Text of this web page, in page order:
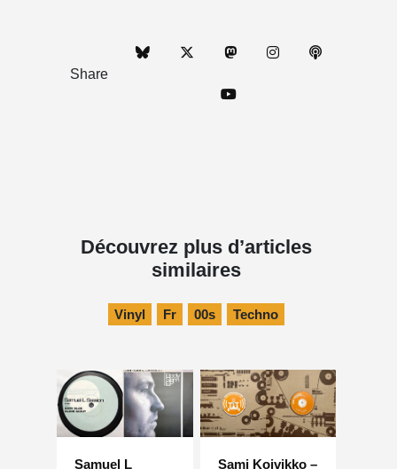
Share
Découvrez plus d’articles
similaires
Vinyl Fr 00s Techno
Samuel L
Sami Koivikko –